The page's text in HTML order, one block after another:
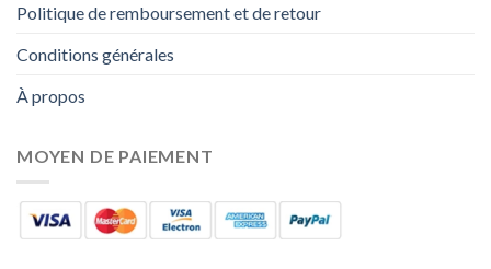
Politique de remboursement et de retour
Conditions générales
À propos
MOYEN DE PAIEMENT